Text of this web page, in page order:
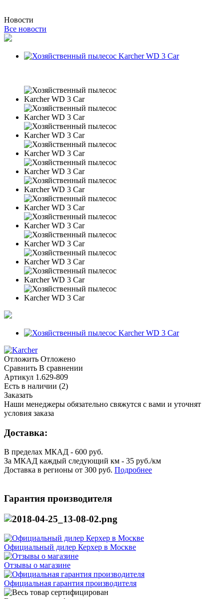
Новости
Все новости
Отложить Отложено
Сравнить В сравнении
Артикул 1.629-809
Есть в наличии (2)
Заказать
Наши менеджеры обязательно свяжутся с вами и уточнят
условия заказа
Доставка:
В пределах МКАД - 600 руб.
За МКАД каждый следующий км - 35 руб./км
Доставка в регионы от 300 руб. Подробнее
Гарантия производителя
Официальный дилер Керхер в Москве
Отзывы о магазине
Официальная гарантия производителя